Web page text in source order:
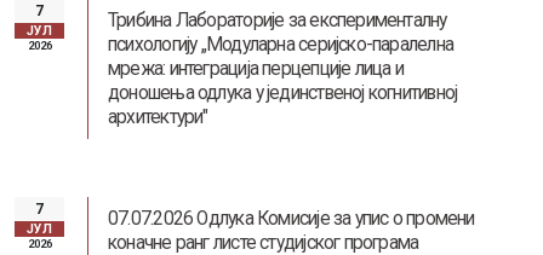
7
ЈУЛ
2026
Трибина Лабораторије за експерименталну
психологију „Модуларна серијско-паралелна
мрежа: интеграција перцепције лица и
доношења одлука у јединственој когнитивној
архитектури"
7
ЈУЛ
2026
07.07.2026 Одлука Комисије за упис о промени
коначне ранг листе студијског програма